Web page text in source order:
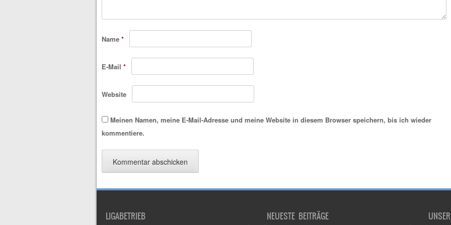
Name *
E-Mail *
Website
Meinen Namen, meine E-Mail-Adresse und meine Website in diesem Browser speichern, bis ich wieder
kommentiere.
LIGABETRIEB NEUESTE BEITRÄGE